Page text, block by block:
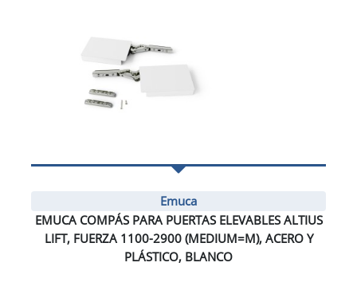
Emuca
EMUCA COMPÁS PARA PUERTAS ELEVABLES ALTIUS
LIFT, FUERZA 1100-2900 (MEDIUM=M), ACERO Y
PLÁSTICO, BLANCO